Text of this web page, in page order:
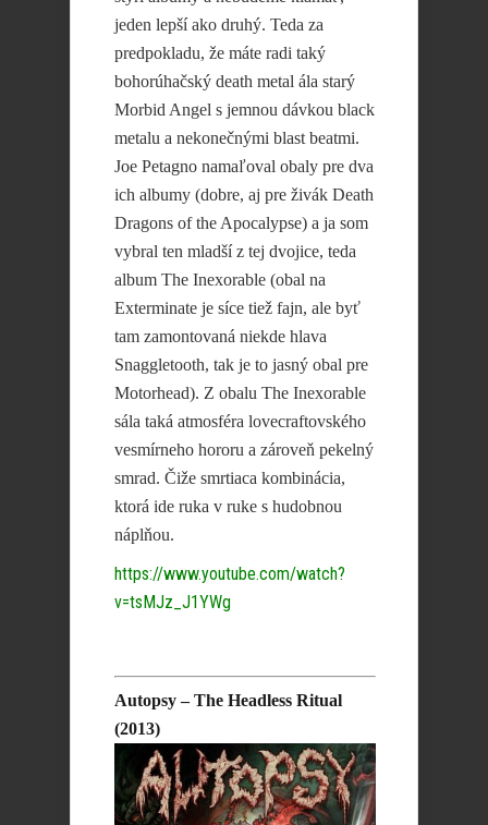
jeden lepší ako druhý. Teda za
predpokladu, že máte radi taký
bohorúhačský death metal ála starý
Morbid Angel s jemnou dávkou black
metalu a nekonečnými blast beatmi.
Joe Petagno namaľoval obaly pre dva
ich albumy (dobre, aj pre živák Death
Dragons of the Apocalypse) a ja som
vybral ten mladší z tej dvojice, teda
album The Inexorable (obal na
Exterminate je síce tiež fajn, ale byť
tam zamontovaná niekde hlava
Snaggletooth, tak je to jasný obal pre
Motorhead). Z obalu The Inexorable
sála taká atmosféra lovecraftovského
vesmírneho hororu a zároveň pekelný
smrad. Čiže smrtiaca kombinácia,
ktorá ide ruka v ruke s hudobnou
náplňou.
https://www.youtube.com/watch?
v=tsMJz_J1YWg
Autopsy – The Headless Ritual
(2013)